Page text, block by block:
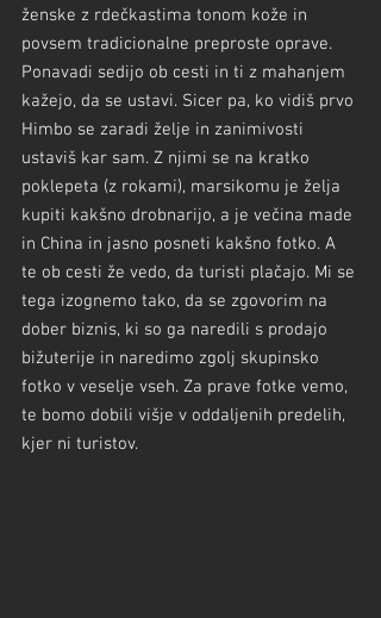
ženske z rdečkastima tonom kože in
povsem tradicionalne preproste oprave.
Ponavadi sedijo ob cesti in ti z mahanjem
kažejo, da se ustavi. Sicer pa, ko vidiš prvo
Himbo se zaradi želje in zanimivosti
ustaviš kar sam. Z njimi se na kratko
poklepeta (z rokami), marsikomu je želja
kupiti kakšno drobnarijo, a je večina made
in China in jasno posneti kakšno fotko. A
te ob cesti že vedo, da turisti plačajo. Mi se
tega izognemo tako, da se zgovorim na
dober biznis, ki so ga naredili s prodajo
bižuterije in naredimo zgolj skupinsko
fotko v veselje vseh. Za prave fotke vemo,
te bomo dobili višje v oddaljenih predelih,
kjer ni turistov.